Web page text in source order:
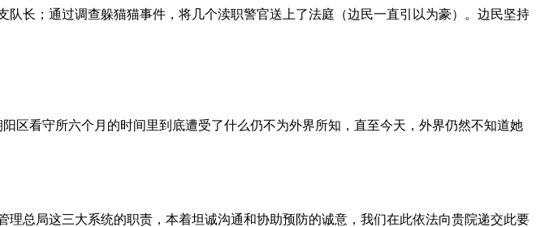
长；通过调查躲猫猫事件，将几个渎职警官送上了法庭（边民一直引以为豪）。边民坚持
区看守所六个月的时间里到底遭受了什么仍不为外界所知，直至今天，外界仍然不知道她
总局这三大系统的职责，本着坦诚沟通和协助预防的诚意，我们在此依法向贵院递交此要